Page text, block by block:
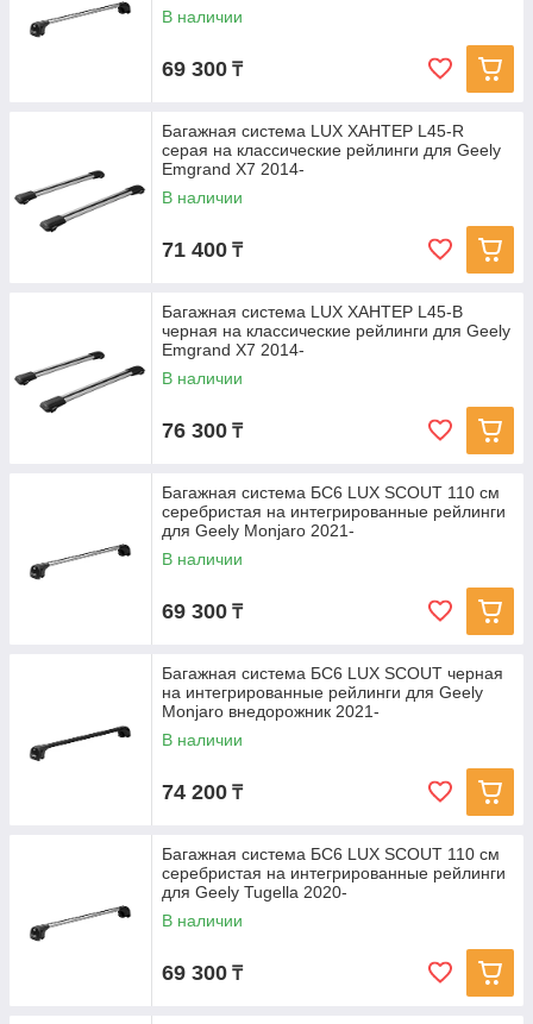
В наличии
69 300 ₸
Багажная система LUX ХАНТЕР L45-R
серая на классические рейлинги для Geely
Emgrand X7 2014-
В наличии
71 400 ₸
Багажная система LUX ХАНТЕР L45-B
черная на классические рейлинги для Geely
Emgrand X7 2014-
В наличии
76 300 ₸
Багажная система БС6 LUX SCOUT 110 см
серебристая на интегрированные рейлинги
для Geely Monjaro 2021-
В наличии
69 300 ₸
Багажная система БС6 LUX SCOUT черная
на интегрированные рейлинги для Geely
Monjaro внедорожник 2021-
В наличии
74 200 ₸
Багажная система БС6 LUX SCOUT 110 см
серебристая на интегрированные рейлинги
для Geely Tugella 2020-
В наличии
69 300 ₸